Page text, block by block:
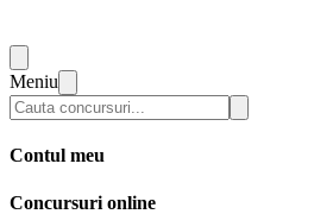
Meniu
Contul meu
Concursuri online